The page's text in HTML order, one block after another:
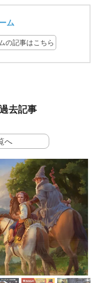
ム
の記事はこちら
去記事
へ